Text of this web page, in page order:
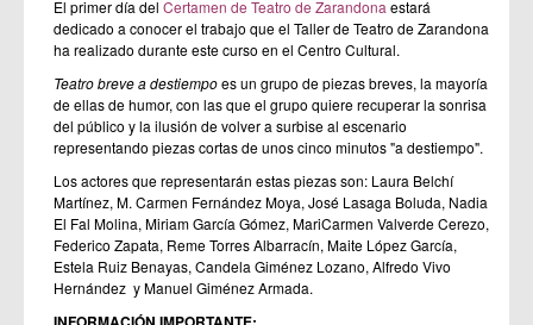
El primer día del Certamen de Teatro de Zarandona estará
dedicado a conocer el trabajo que el Taller de Teatro de Zarandona
ha realizado durante este curso en el Centro Cultural.
Teatro breve a destiempoes un grupo de piezas breves, la mayoría
de ellas de humor, con las que el grupo quiere recuperar la sonrisa
del público y la ilusión de volver a surbise al escenario
representando piezas cortas de unos cinco minutos "a destiempo".
Los actores que representarán estas piezas son: Laura Belchí
Martínez, M. Carmen Fernández Moya, José Lasaga Boluda, Nadia
El Fal Molina, Miriam García Gómez, MariCarmen Valverde Cerezo,
Federico Zapata, Reme Torres Albarracín, Maite López García,
Estela Ruiz Benayas, Candela Giménez Lozano, Alfredo Vivo
Hernández y Manuel Giménez Armada.